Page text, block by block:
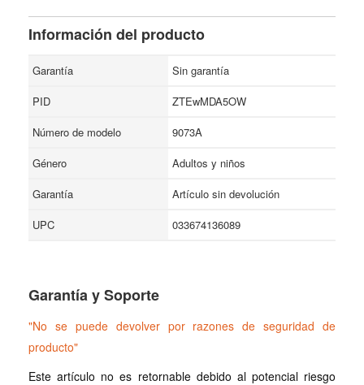
Tamaño 60 Count
(Pack of 1)
Información del producto
Garantía
Sin garantía
PID
ZTEwMDA5OW
Número de modelo
9073A
Género
Adultos y niños
Garantía
Artículo sin devolución
UPC
033674136089
Garantía y Soporte
"No se puede devolver por razones de seguridad de
producto"
Este artículo no es retornable debido al potencial riesgo